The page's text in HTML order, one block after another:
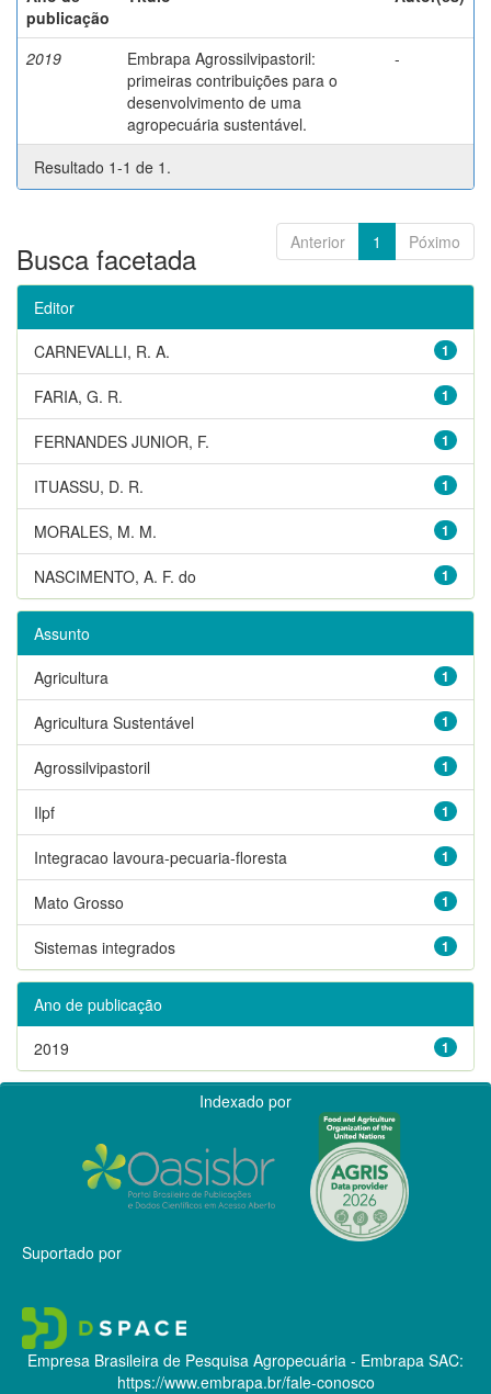
publicação
2019
Embrapa Agrossilvipastoril:
primeiras contribuições para o
desenvolvimento de uma
agropecuária sustentável.
-
Resultado 1-1 de 1.
Anterior 1 Póximo
Busca facetada
Editor
1
CARNEVALLI, R. A.
1
FARIA, G. R.
1
FERNANDES JUNIOR, F.
1
ITUASSU, D. R.
1
MORALES, M. M.
1
NASCIMENTO, A. F. do
Assunto
1
Agricultura
1
Agricultura Sustentável
1
Agrossilvipastoril
1
Ilpf
1
Integracao lavoura-pecuaria-floresta
1
Mato Grosso
1
Sistemas integrados
Ano de publicação
1
2019
Indexado por
Suportado por
Empresa Brasileira de Pesquisa Agropecuária - Embrapa SAC:
https://www.embrapa.br/fale-conosco